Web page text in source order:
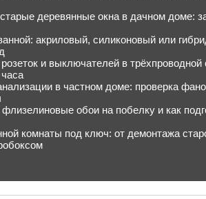
старые деревянные окна в дачном доме:
акриловый, силиконовый или
и выключателей в
в частном доме: проверка
обои на побелку и как
комнаты под ключ: от демонтажа